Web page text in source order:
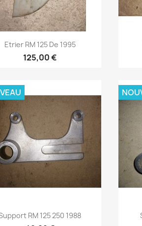
Aperçu rapide
Etrier RM 125 De 1995
125,00 €
Aperçu rapide
RM 125 250 1988